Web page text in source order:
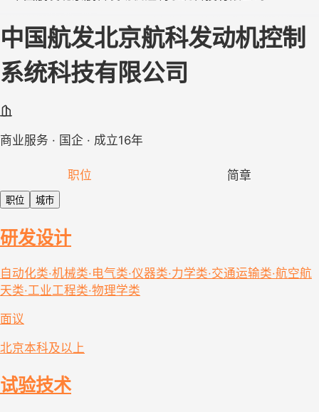
中国航发北京航科发动机控制
系统科技有限公司
商业服务 · 国企 · 成立16年
职位 简章
职位 城市
研发设计
自动化类·机械类·电气类·仪器类·力学类·交通运输类·航空航
天类·工业工程类·物理学类
面议
北京本科及以上
试验技术